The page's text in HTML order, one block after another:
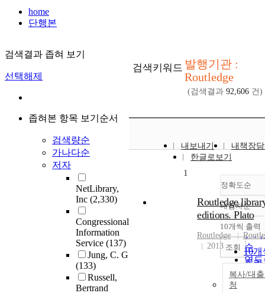
home
단행본
검색결과 좁혀 보기
선택해제
좁혀본 항목 보기순서
검색량순
가나다순
저자
NetLibrary,
Inc (2,330)
Congressional
Information
Service (137)
Jung, C. G
(133)
Russell,
Bertrand
검색키워드 발행기관 :
Routledge
(검색결과 92,606 건)
내보내기
내책장
한글로보기
정확도순
정확
순
인기
순
연도
제목
내림차순
내림
10개씩 출력
10개
출력
20개
조회
1
Routledge
editions. Plato
Routledge
2013
복사/대
청